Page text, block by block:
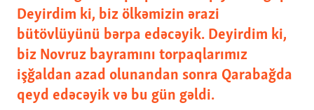
Deyirdim ki, biz ölkəmizin ərazi
bütövlüyünü bərpa edəcəyik. Deyirdim ki,
biz Novruz bayramını torpaqlarımız
işğaldan azad olunandan sonra Qarabağda
qeyd edəcəyik və bu gün gəldi.